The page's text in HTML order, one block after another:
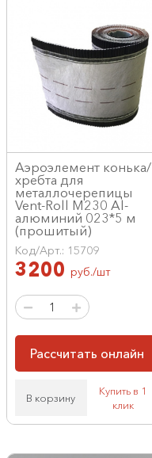
Аэроэлемент конька/
хребта для
металлочерепицы
Vent-Roll M230 Al-
алюминий 023*5 м
(прошитый)
Код/Арт.: 15709
3200 руб./шт
Рассчитать онлайн
В корзину
Купить в 1
клик